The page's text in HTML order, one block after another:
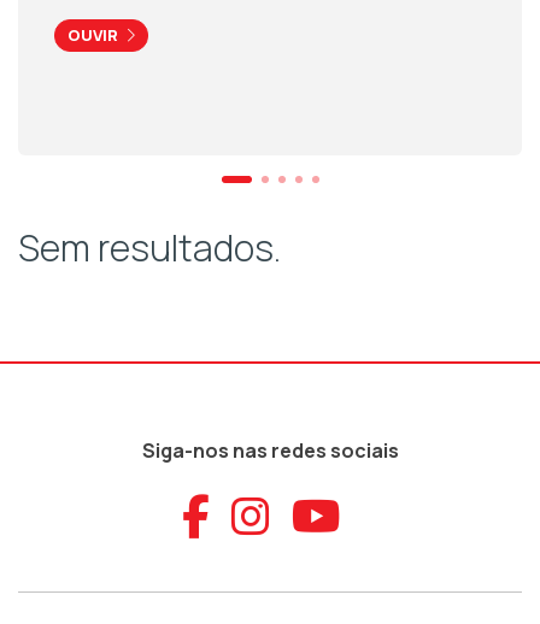
OUVIR
Sem resultados.
Siga-nos nas redes sociais
Aceder ao
Aceder ao
Aceder